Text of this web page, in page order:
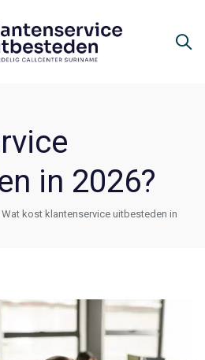
in 2026?
Wat kost klantenservice uitbesteden in